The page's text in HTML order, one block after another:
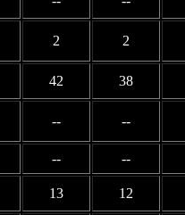
2 2
42 38
-- --
-- --
13 12